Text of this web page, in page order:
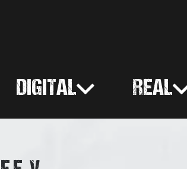
DIGITAL REAL